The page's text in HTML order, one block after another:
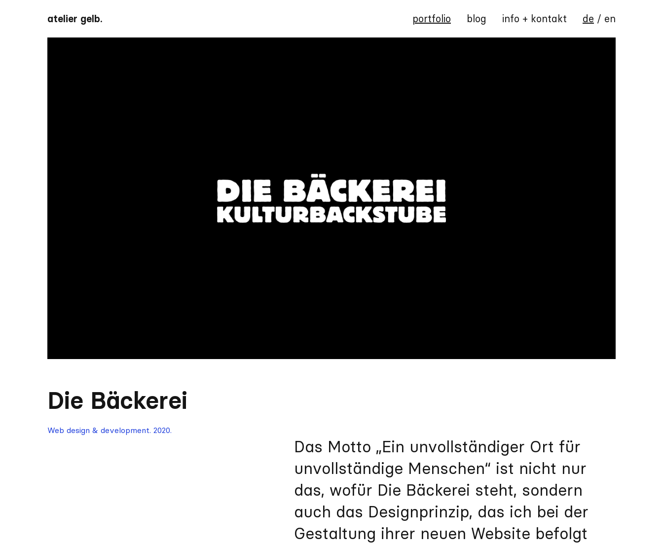
atelier gelb. portfolio blog info + kontakt de / en
Die Bäckerei
Web design & development. 2020.
Das Motto „Ein unvollständiger Ort für
unvollständige Menschen“ ist nicht nur
das, wofür Die Bäckerei steht, sondern
auch das Designprinzip, das ich bei der
Gestaltung ihrer neuen Website befolgt